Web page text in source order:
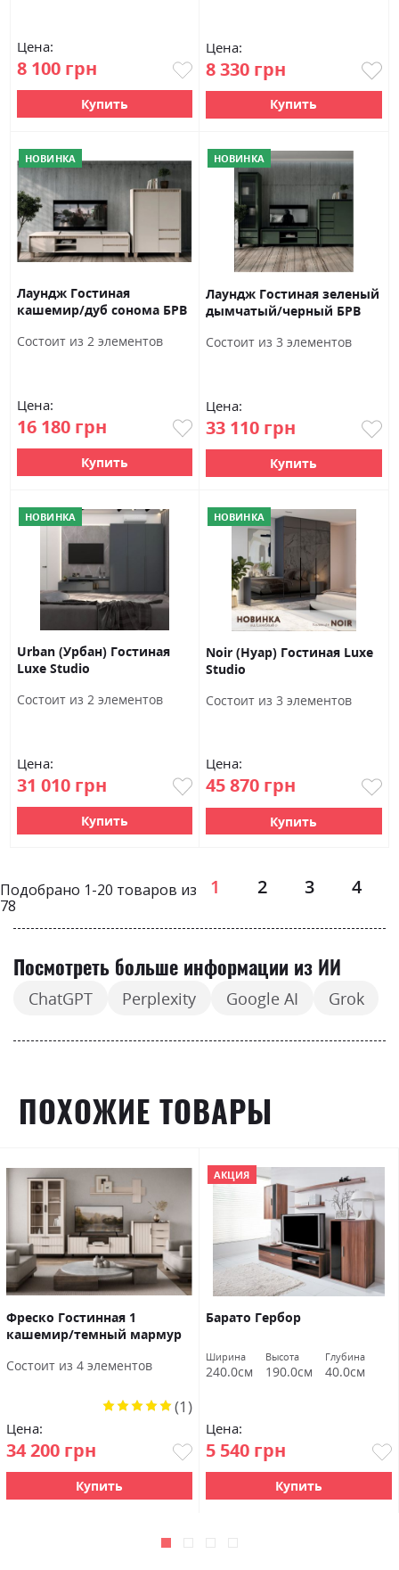
Цена:
8 100 грн
Купить
Цена:
8 330 грн
Купить
НОВИНКА
Лаундж Гостиная
кашемир/дуб сонома БРВ
Состоит из 2 элементов
Цена:
16 180 грн
Купить
НОВИНКА
Лаундж Гостиная зеленый
дымчатый/черный БРВ
Состоит из 3 элементов
Цена:
33 110 грн
Купить
НОВИНКА
Urban (Урбан) Гостиная
Luxe Studio
Состоит из 2 элементов
Цена:
31 010 грн
Купить
НОВИНКА
Noir (Нуар) Гостиная Luxe
Studio
Состоит из 3 элементов
Цена:
45 870 грн
Купить
Подобрано 1-20 товаров из
78
Страница
1 2 3 4
Посмотреть больше информации из ИИ
ChatGPT Perplexity Google AI Grok
ПОХОЖИЕ ТОВАРЫ
Фреско Гостинная 1
кашемир/темный мармур
Состоит из 4 элементов
Цена:
34 200 грн
Рейтинг: (1)
Купить
АКЦИЯ
Барато Гербор
Ширина
240.0см
Высота
190.0см
Глубина
40.0см
Цена:
5 540 грн
Купить